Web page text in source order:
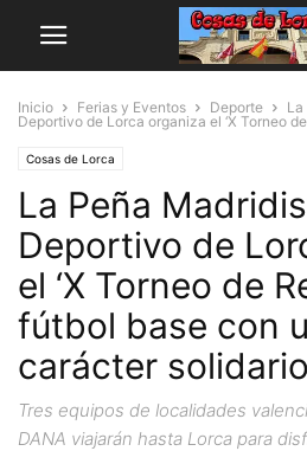
Inicio Ferias y Eventos Deporte
Deportivo de Lorca organiza el ‘X Torneo
Cosas de Lorca
La Peña
Deportivo de
el ‘X Torneo de
fútbol base con
carácter solidario
Tres equipos de localidades
DANA viajarán hasta Lorca para